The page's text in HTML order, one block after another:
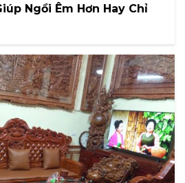
Ngồi Êm Hơn Hay Chỉ